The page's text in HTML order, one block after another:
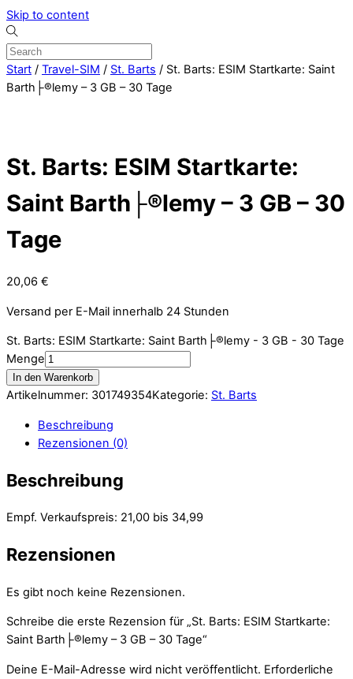
Skip to content
Start / Travel-SIM / St. Barts / St. Barts: ESIM Startkarte: Saint
Barth├®lemy – 3 GB – 30 Tage
St. Barts: ESIM Startkarte:
Saint Barth├®lemy – 3 GB – 30
Tage
20,06 €
Versand per E-Mail innerhalb 24 Stunden
St. Barts: ESIM Startkarte: Saint Barth├®lemy - 3 GB - 30 Tage
Menge
In den Warenkorb
Artikelnummer: 301749354Kategorie: St. Barts
Beschreibung
Rezensionen (0)
Beschreibung
Empf. Verkaufspreis: 21,00 bis 34,99
Rezensionen
Es gibt noch keine Rezensionen.
Schreibe die erste Rezension für „St. Barts: ESIM Startkarte:
Saint Barth├®lemy – 3 GB – 30 Tage“
Deine E-Mail-Adresse wird nicht veröffentlicht. Erforderliche